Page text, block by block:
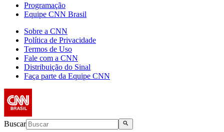
Programação
Equipe CNN Brasil
Sobre a CNN
Política de Privacidade
Termos de Uso
Fale com a CNN
Distribuição do Sinal
Faça parte da Equipe CNN
Buscar